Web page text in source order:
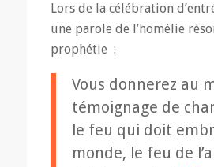
Lors de la célébration
une parole de l’homélie
prophétie :
Vous donnerez au
témoignage de
le feu qui doit
monde, le feu de